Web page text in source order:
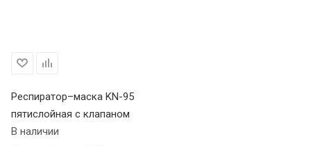
Респиратор–маска KN-95
пятислойная с клапаном
В наличии